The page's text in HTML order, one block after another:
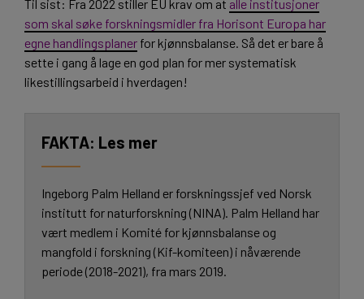
Til sist: Fra 2022 stiller EU krav om at alle institusjoner
som skal søke forskningsmidler fra Horisont Europa har
egne handlingsplaner for kjønnsbalanse. Så det er bare å
sette i gang å lage en god plan for mer systematisk
likestillingsarbeid i hverdagen!
Les mer
Ingeborg Palm Helland er forskningssjef ved Norsk
institutt for naturforskning (NINA). Palm Helland har
vært medlem i Komité for kjønnsbalanse og
mangfold i forskning (Kif-komiteen) i nåværende
periode (2018-2021), fra mars 2019.